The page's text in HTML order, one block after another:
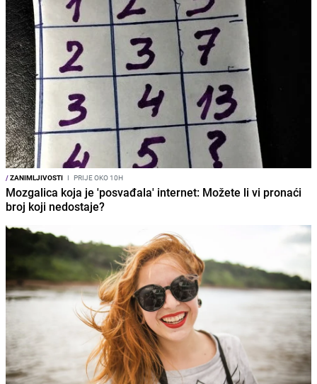
/ZANIMLJIVOSTI I PRIJE OKO 10H
Mozgalica koja je 'posvađala' internet: Možete li vi pronaći
broj koji nedostaje?